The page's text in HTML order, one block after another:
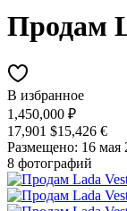
Продам
В избранное
1,450,000 ₽
17,901 $15,426 €
Размещено: 16 мая
8 фотографий